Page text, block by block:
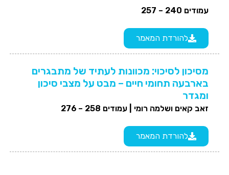
עמודים 240 – 257
להורדת המאמר
מסיכון לסיכוי: מכוונות לעתיד של מתבגרים
בארבעה תחומי חיים – מבט על מצבי סיכון
ומגדר
זאב קאים ושלמה רומי | עמודים 258 – 276
להורדת המאמר